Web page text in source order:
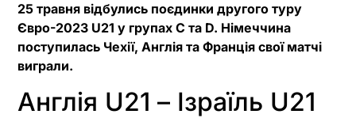
25 травня відбулись поєдинки другого туру
Євро-2023 U21 у групах C та D. Німеччина
поступилась Чехії, Англія та Франція свої матчі
виграли.
Англія U21 – Ізраїль U21